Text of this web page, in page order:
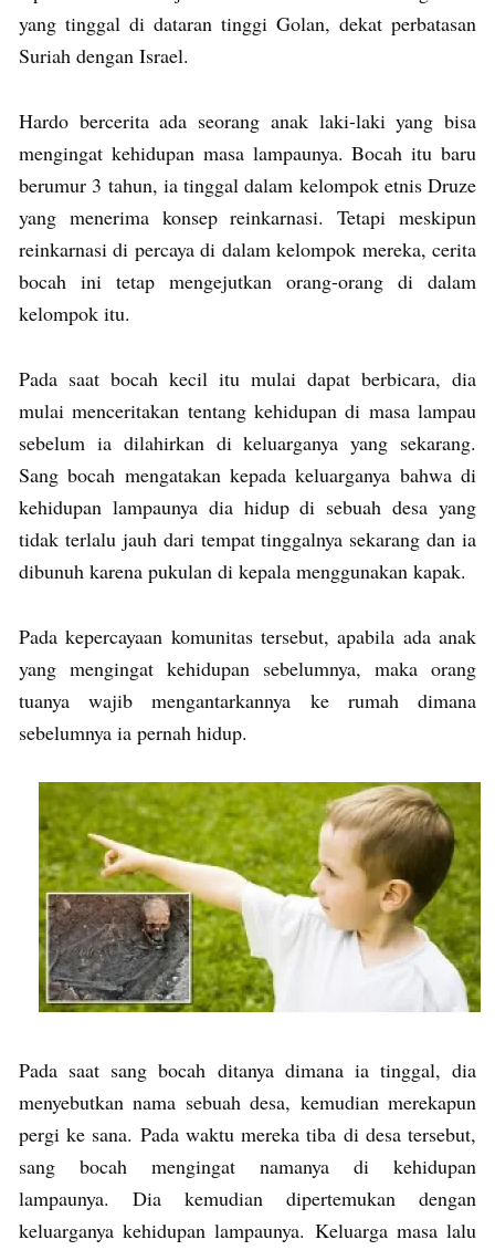
yang tinggal di dataran tinggi Golan, dekat perbatasan
Suriah dengan Israel.
Hardo bercerita ada seorang anak laki-laki yang bisa
mengingat kehidupan masa lampaunya. Bocah itu baru
berumur 3 tahun, ia tinggal dalam kelompok etnis Druze
yang menerima konsep reinkarnasi. Tetapi meskipun
reinkarnasi di percaya di dalam kelompok mereka, cerita
bocah ini tetap mengejutkan orang-orang di dalam
kelompok itu.
Pada saat bocah kecil itu mulai dapat berbicara, dia
mulai menceritakan tentang kehidupan di masa lampau
sebelum ia dilahirkan di keluarganya yang sekarang.
Sang bocah mengatakan kepada keluarganya bahwa di
kehidupan lampaunya dia hidup di sebuah desa yang
tidak terlalu jauh dari tempat tinggalnya sekarang dan ia
dibunuh karena pukulan di kepala menggunakan kapak.
Pada kepercayaan komunitas tersebut, apabila ada anak
yang mengingat kehidupan sebelumnya, maka orang
tuanya wajib mengantarkannya ke rumah dimana
sebelumnya ia pernah hidup.
Pada saat sang bocah ditanya dimana ia tinggal, dia
menyebutkan nama sebuah desa, kemudian merekapun
pergi ke sana. Pada waktu mereka tiba di desa tersebut,
sang bocah mengingat namanya di kehidupan
lampaunya. Dia kemudian dipertemukan dengan
keluarganya kehidupan lampaunya. Keluarga masa lalu